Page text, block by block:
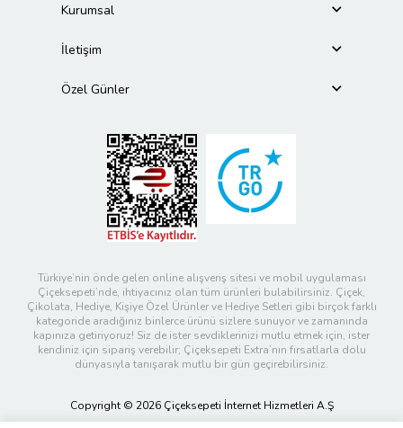
Kurumsal
İletişim
Özel Günler
Türkiye’nin önde gelen online alışveriş sitesi ve mobil uygulaması
Çiçeksepeti’nde, ihtiyacınız olan tüm ürünleri bulabilirsiniz. Çiçek,
Çikolata, Hediye, Kişiye Özel Ürünler ve Hediye Setleri gibi birçok farklı
kategoride aradığınız binlerce ürünü sizlere sunuyor ve zamanında
kapınıza getiriyoruz! Siz de ister sevdiklerinizi mutlu etmek için, ister
kendiniz için sipariş verebilir; Çiçeksepeti Extra’nın fırsatlarla dolu
dünyasıyla tanışarak mutlu bir gün geçirebilirsiniz.
Copyright © 2026 Çiçeksepeti İnternet Hizmetleri A.Ş